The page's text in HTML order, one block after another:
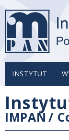
INSTYTUT
IMPAN /